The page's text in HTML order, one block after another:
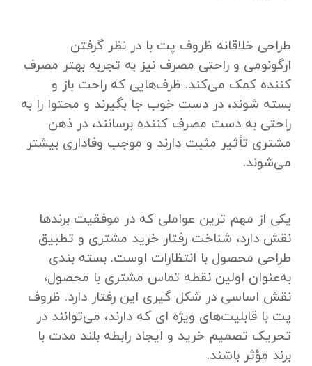
طراحی خلاقانه ظروف پت با در نظر گرفتن
ارگونومی و راحتی مصرف نیز به تجربه بهتر مصرف‌
کننده کمک می‌کند. ظرف‌هایی که راحت باز و
بسته شوند، در دست خوب جا بگیرند و محتوا را به
‌راحتی به دست مصرف‌ کننده برسانند، در ذهن
مشتری تأثیر مثبت دارند و موجب وفاداری بیشتر
می‌شوند.
یکی از مهم‌ ترین عواملی که در موفقیت برندها
نقش دارد، شناخت رفتار خرید مشتری و تطبیق
طراحی محصول با انتظارات اوست. بسته ‌بندی
به‌عنوان اولین نقطه تماس مشتری با محصول،
نقش اساسی در شکل ‌گیری این رفتار دارد. ظروف
پت با قابلیت‌های ویژه‌ ای که دارند، می‌توانند در
تحریک تصمیم خرید و ایجاد رابطه بلند مدت با
برند مؤثر باشند.